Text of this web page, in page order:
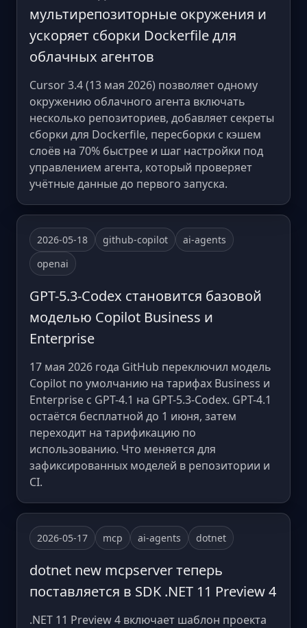
мультирепозиторные окружения и
ускоряет сборки Dockerfile для
облачных агентов
Cursor 3.4 (13 мая 2026) позволяет одному
окружению облачного агента включать
несколько репозиториев, добавляет секреты
сборки для Dockerfile, пересборки с кэшем
слоёв на 70% быстрее и шаг настройки под
управлением агента, который проверяет
учётные данные до первого запуска.
2026-05-18 github-copilot
ai-agents
openai
GPT-5.3-Codex становится базовой
моделью Copilot Business и
Enterprise
17 мая 2026 года GitHub переключил модель
Copilot по умолчанию на тарифах Business и
Enterprise с GPT-4.1 на GPT-5.3-Codex. GPT-4.1
остаётся бесплатной до 1 июня, затем
переходит на тарификацию по
использованию. Что меняется для
зафиксированных моделей в репозитории и
CI.
2026-05-17 mcp ai-agents dotnet
dotnet new mcpserver теперь
поставляется в SDK .NET 11 Preview 4
.NET 11 Preview 4 включает шаблон проекта